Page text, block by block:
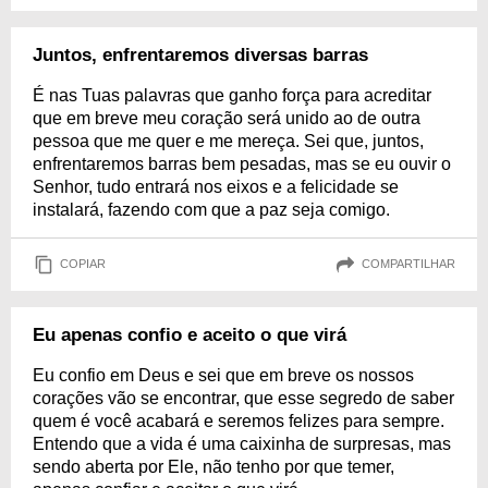
Juntos, enfrentaremos diversas barras
É nas Tuas palavras que ganho força para acreditar
que em breve meu coração será unido ao de outra
pessoa que me quer e me mereça. Sei que, juntos,
enfrentaremos barras bem pesadas, mas se eu ouvir o
Senhor, tudo entrará nos eixos e a felicidade se
instalará, fazendo com que a paz seja comigo.
COPIAR COMPARTILHAR
Eu apenas confio e aceito o que virá
Eu confio em Deus e sei que em breve os nossos
corações vão se encontrar, que esse segredo de saber
quem é você acabará e seremos felizes para sempre.
Entendo que a vida é uma caixinha de surpresas, mas
sendo aberta por Ele, não tenho por que temer,